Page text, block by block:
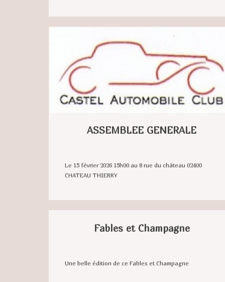
ASSEMBLEE GENERALE
Le 15 février 2026 15h00 au 8 rue du château 02400
CHATEAU THIERRY
Fables et Champagne
Une belle édition de ce Fables et Champagne